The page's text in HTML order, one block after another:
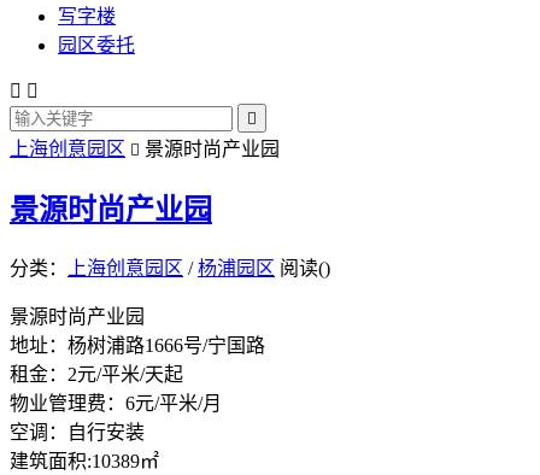
写字楼
园区委托
 

上海创意园区  景源时尚产业园
景源时尚产业园
分类： 上海创意园区 /杨浦园区 阅读()
景源时尚产业园
地址：杨树浦路1666号/宁国路
租金：2元/平米/天起
物业管理费：6元/平米/月
空调：自行安装
建筑面积:10389㎡